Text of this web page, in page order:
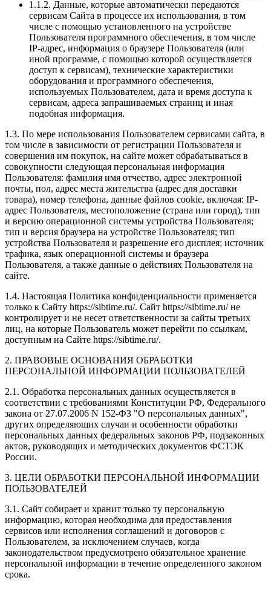
1.1.2. Данные, которые автоматически передаются
сервисам Сайта в процессе их использования, в том
числе с помощью установленного на устройстве
Пользователя программного обеспечения, в том числе
IP-адрес, информация о браузере Пользователя (или
иной программе, с помощью которой осуществляется
доступ к сервисам), технические характеристики
оборудования и программного обеспечения,
используемых Пользователем, дата и время доступа к
сервисам, адреса запрашиваемых страниц и иная
подобная информация.
1.3. По мере использования Пользователем сервисами сайта, в
том числе в зависимости от регистрации Пользователя и
совершения им покупок, на сайте может обрабатываться в
совокупности следующая персональная информация
Пользователя: фамилия имя отчество, адрес электронной
почты, пол, адрес места жительства (адрес для доставки
товара), номер телефона, данные файлов cookie, включая: IP-
адрес Пользователя, местоположение (страна или город), тип
и версию операционной системы устройства Пользователя;
тип и версия браузера на устройстве Пользователя; тип
устройства Пользователя и разрешение его дисплея; источник
трафика, язык операционной системы и браузера
Пользователя, а также данные о действиях Пользователя на
сайте.
1.4. Настоящая Политика конфиденциальности применяется
только к Сайту https://sibtime.ru/. Сайт https://sibtime.ru/ не
контролирует и не несет ответственности за сайты третьих
лиц, на которые Пользователь может перейти по ссылкам,
доступным на Сайте https://sibtime.ru/.
2. ПРАВОВЫЕ ОСНОВАНИЯ ОБРАБОТКИ
ПЕРСОНАЛЬНОЙ ИНФОРМАЦИИ ПОЛЬЗОВАТЕЛЕЙ
2.1. Обработка персональных данных осуществляется в
соответствии с требованиями Конституции РФ, Федерального
закона от 27.07.2006 N 152-ФЗ "О персональных данных",
других определяющих случаи и особенности обработки
персональных данных федеральных законов РФ, подзаконных
актов, руководящих и методических документов ФСТЭК
России.
3. ЦЕЛИ ОБРАБОТКИ ПЕРСОНАЛЬНОЙ ИНФОРМАЦИИ
ПОЛЬЗОВАТЕЛЕЙ
3.1. Сайт собирает и хранит только ту персональную
информацию, которая необходима для предоставления
сервисов или исполнения соглашений и договоров с
Пользователем, за исключением случаев, когда
законодательством предусмотрено обязательное хранение
персональной информации в течение определенного законом
срока.